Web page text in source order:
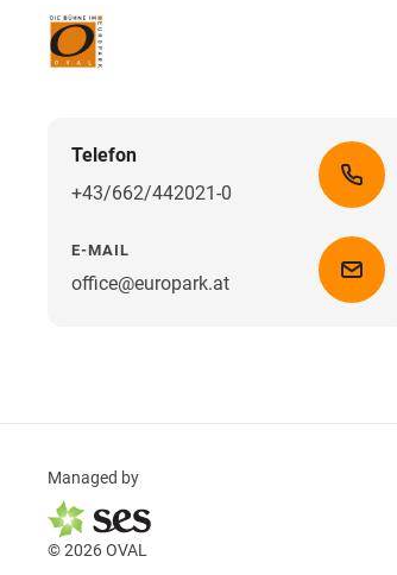
Telefon
+43/662/442021-0
E-MAIL
office@europark.at
Managed by
© 2026 OVAL